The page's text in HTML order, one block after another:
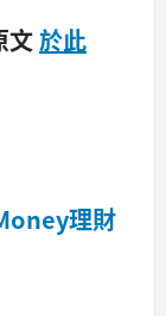
文於此
理財